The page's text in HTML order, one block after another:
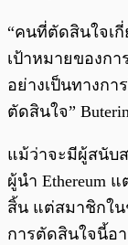
“คนที่ตัดสินใจเ
เป้าหมายของก
อย่างเป็นทางกา
ตัดสินใจ”
แม้ว่าจะมีผู้สนับ
ผู้นำ Ethereum
สิ้น แต่สมาชิกใ
การตัดสินใจนี้อ